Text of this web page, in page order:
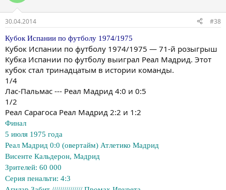
30.04.2014 #38
Кубок Испании по футболу 1974/1975
Кубок Испании по футболу 1974/1975 — 71-й розыгрыш
Кубка Испании по футболу выиграл Реал Мадрид. Этот
кубок стал тринадцатым в истории команды.
1/4
Лас-Пальмас --- Реал Мадрид 4:0 и 0:5
1/2
Реал Сарагоса Реал Мадрид 2:2 и 1:2
Финал
5 июля 1975 года
Реал Мадрид 0:0 (овертайм) Атлетико Мадрид
Висенте Кальдерон, Мадрид
Зрителей: 60 000
Серия пенальти: 4:3